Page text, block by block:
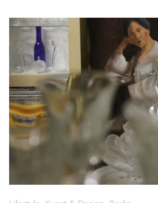
geöltem Walnussholz oder farbig